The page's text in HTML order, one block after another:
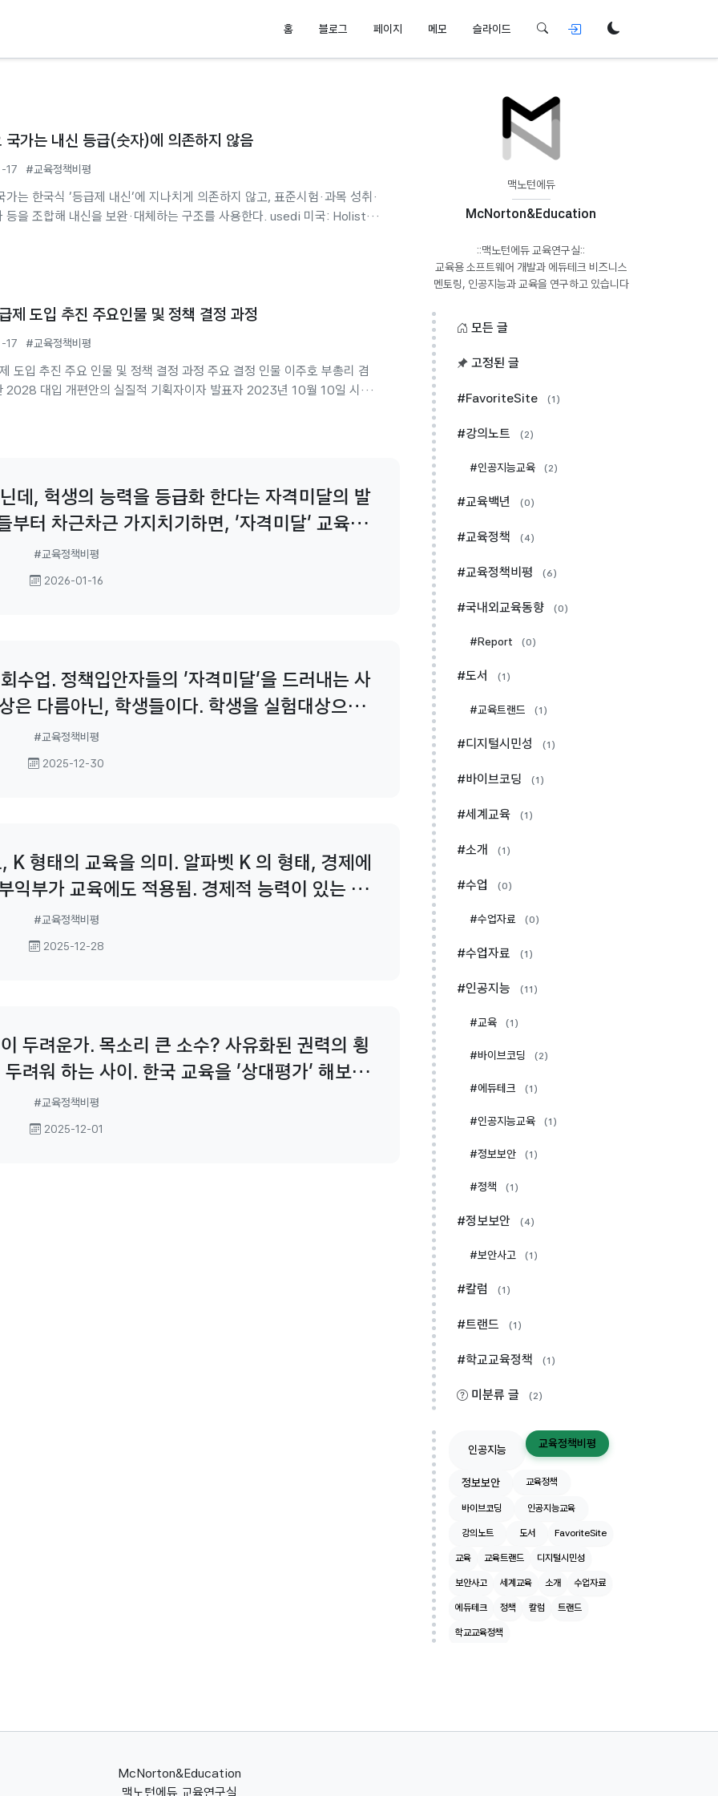
홈 블로그 페이지 메모 슬라이드
국가는 내신 등급(숫자)에 의존하지 않음
17 #교육정책비평
가는 한국식 ‘등급제 내신’에 지나치게 의존하지 않고, 표준시험·과목 성취·
등을 조합해 내신을 보완·대체하는 구조를 사용한다. usedi 미국: Holistic
제 도입 추진 주요인물 및 정책 결정 과정
17 #교육정책비평
도입 추진 주요 인물 및 정책 결정 과정 주요 결정 인물 이주호 부총리 겸
2028 대입 개편안의 실질적 기획자이자 발표자 2023년 10월 10일 시안
데, 헉생의 능력을 등급화 한다는 자격미달의 발
부터 차근차근 가지치기하면, '자격미달' 교육정
보이겠다. 등급제 선호주의 교육을
#교육정책비평
2026-01-16
수업. 정책입안자들의 '자격미달'을 드러내는 사
은 다름아닌, 학생들이다. 학생을 실험대상으로
을 이루려는 정책에 반대한다.
#교육정책비평
2025-12-30
형태의 교육을 의미. 알파벳 K 의 형태, 경제에
익부가 교육에도 적용됨. 경제적 능력이 있는 경
학교를 다니면서 높은 수준의
#교육정책비평
2025-12-28
두려운가. 목소리 큰 소수? 사유화된 권력의 횡
려워 하는 사이. 한국 교육을 '상대평가' 해보면,
으로 후퇴하는 중이다.
#교육정책비평
2025-12-01
맥노턴에듀
McNorton&Education
::맥노턴에듀 교육연구실::
교육용 소프트웨어 개발과 에듀테크 비즈니스
멘토링, 인공지능과 교육을 연구하고 있습니다
모든 글
고정된 글
#FavoriteSite (1)
#강의노트 (2)
#인공지능교육 (2)
#교육백년 (0)
#교육정책 (4)
#교육정책비평 (6)
#국내외교육동향 (0)
#Report (0)
#도서 (1)
#교육트랜드 (1)
#디지털시민성 (1)
#바이브코딩 (1)
#세계교육 (1)
#소개 (1)
#수업 (0)
#수업자료 (0)
#수업자료 (1)
#인공지능 (11)
#교육 (1)
#바이브코딩 (2)
#에듀테크 (1)
#인공지능교육 (1)
#정보보안 (1)
#정책 (1)
#정보보안 (4)
#보안사고 (1)
#칼럼 (1)
#트랜드 (1)
#학교교육정책 (1)
미분류 글 (2)
인공지능 교육정책비평
정보보안 교육정책
바이브코딩 인공지능교육
강의노트 도서 FavoriteSite
교육 교육트랜드 디지털시민성
보안사고 세계교육 소개 수업자료
에듀테크 정책 칼럼 트랜드
학교교육정책
McNorton&Education
맥노턴에듀 교육연구실